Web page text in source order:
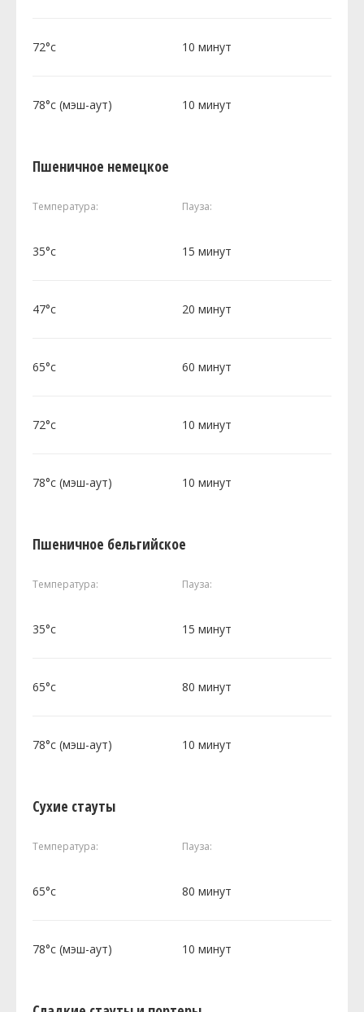
72°c 10 минут
78°c (мэш-аут) 10 минут
Пшеничное немецкое
Температура: Пауза:
35°c 15 минут
47°c 20 минут
65°c 60 минут
72°c 10 минут
78°c (мэш-аут) 10 минут
Пшеничное бельгийское
Температура: Пауза:
35°c 15 минут
65°c 80 минут
78°c (мэш-аут) 10 минут
Сухие стауты
Температура: Пауза:
65°c 80 минут
78°c (мэш-аут) 10 минут